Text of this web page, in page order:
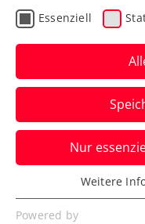
News filtern
Essenziell
Nur
Essenziell
Essenzielle Cookies
Weitere
Powered by